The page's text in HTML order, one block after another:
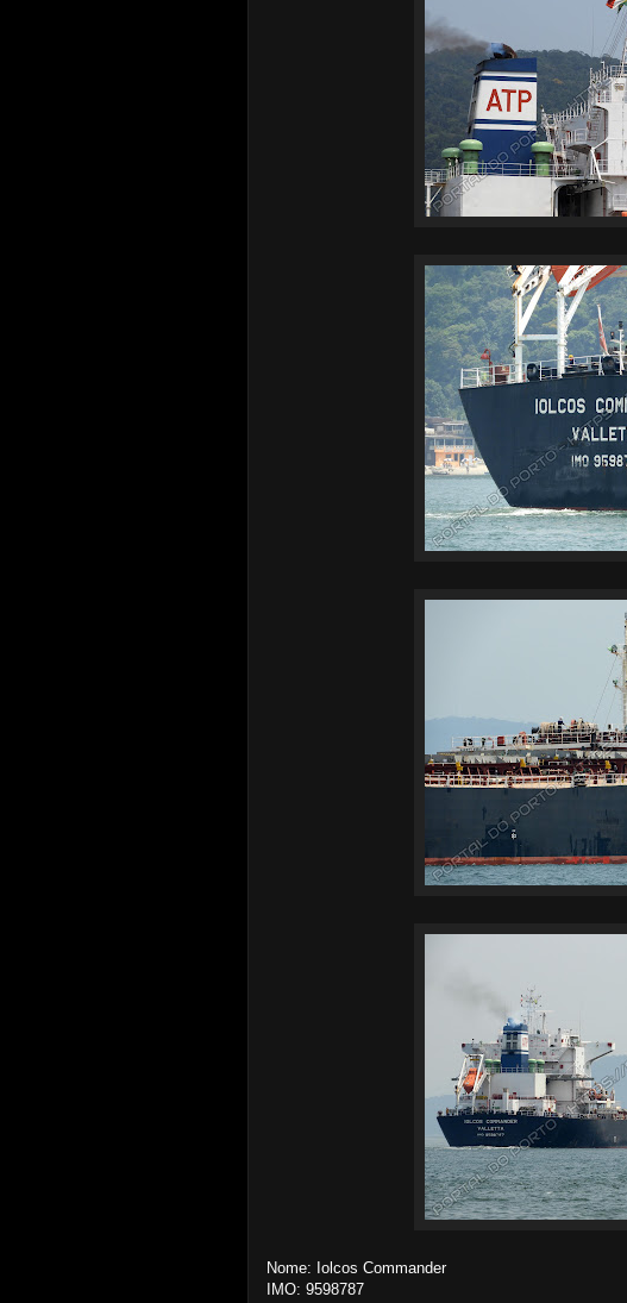
Nome: Iolcos Commander
IMO: 9598787